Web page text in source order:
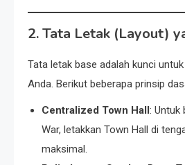
2. Tata Letak (Layout)
Tata letak base adalah kunci
Anda. Berikut beberapa prinsip
Centralized Town Hall: Untuk
War, letakkan Town Hall di
maksimal.